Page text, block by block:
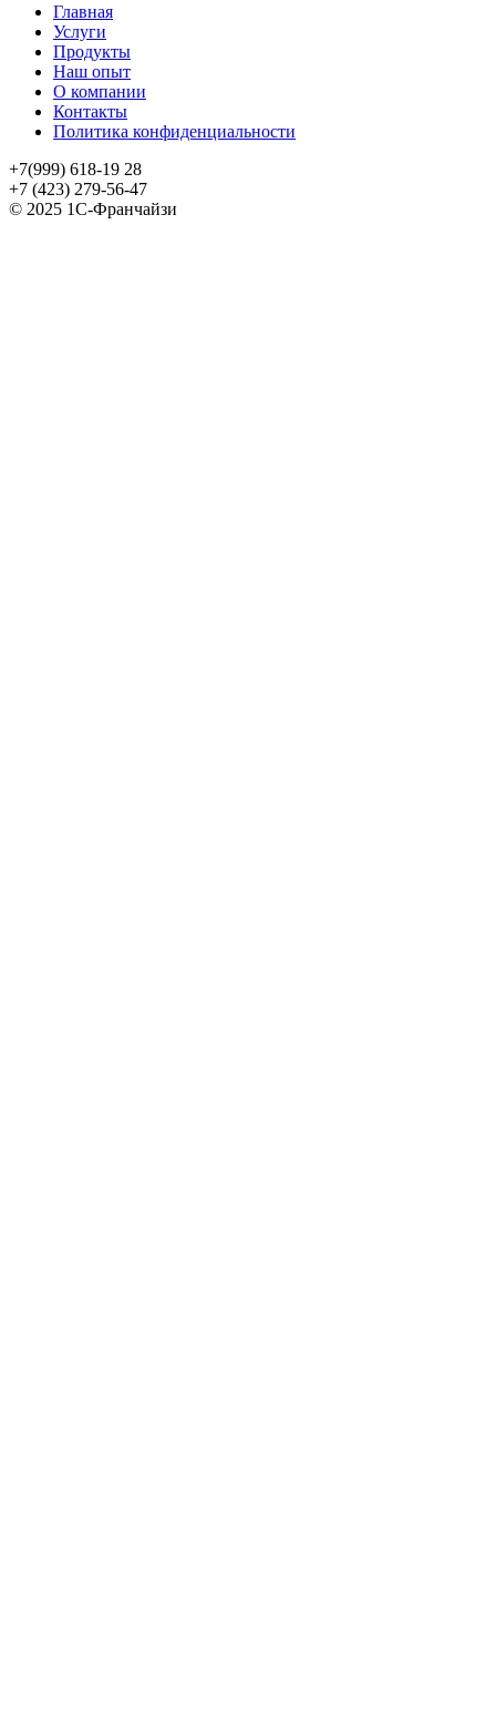
Главная
Услуги
Продукты
Наш опыт
О компании
Контакты
Политика конфиденциальности
+7(999) 618-19 28
+7 (423) 279-56-47
© 2025 1С-Франчайзи